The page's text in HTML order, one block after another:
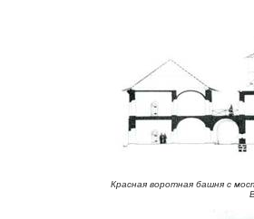
Красная воротная башня с